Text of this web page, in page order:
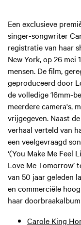
Een exclusieve
singer-songwriter
registratie van haar
New York, op 26 mei
mensen. De film,
geproduceerd door
de volledige 16mm-
meerdere camera's,
vrijgegeven. Naast
verhaal verteld van
een veelgevraagd
‘(You Make Me Feel
Love Me Tomorrow’
van 50 jaar geleden
en commerciële
haar doorbraakalbum
Carole King